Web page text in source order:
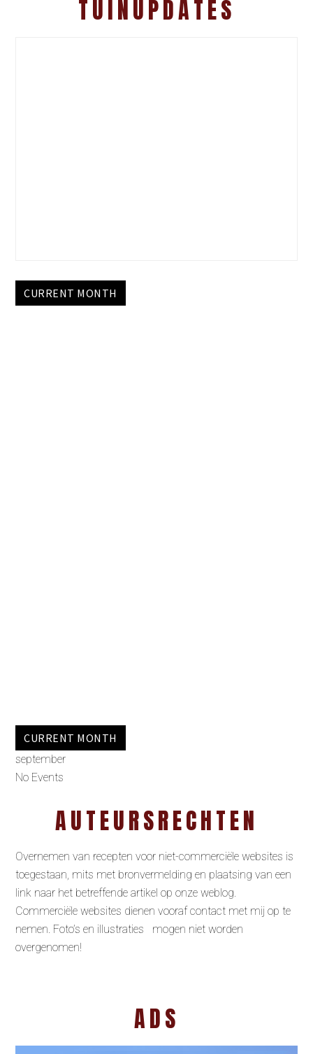
TUINUPDATES
CURRENT MONTH
CURRENT MONTH
september
No Events
AUTEURSRECHTEN
Overnemen van recepten voor niet-commerciële websites is
toegestaan, mits met bronvermelding en plaatsing van een
link naar het betreffende artikel op onze weblog.
Commerciële websites dienen vooraf contact met mij op te
nemen. Foto’s en illustraties mogen niet worden
overgenomen!
ADS